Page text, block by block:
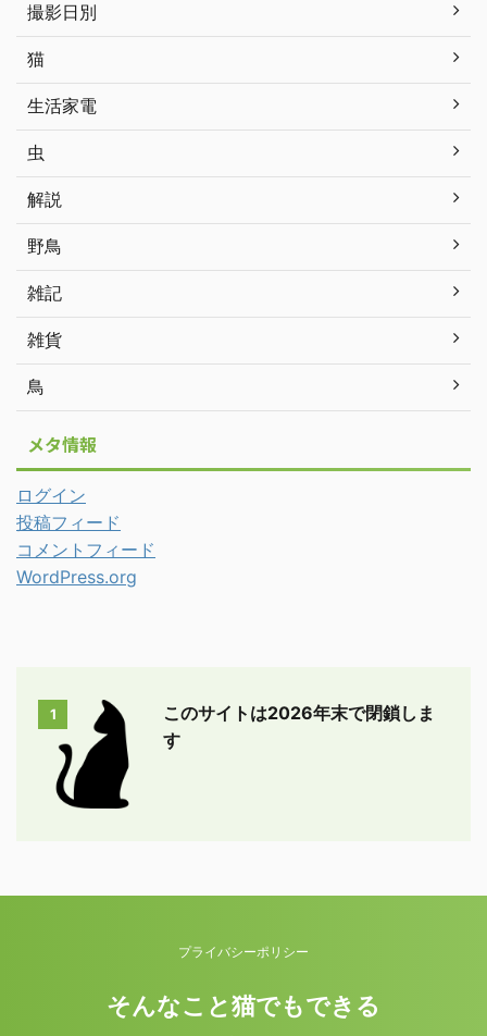
撮影日別
猫
生活家電
虫
解説
野鳥
雑記
雑貨
鳥
メタ情報
ログイン
投稿フィード
コメントフィード
WordPress.org
1
このサイトは2026年末で閉鎖しま
す
プライバシーポリシー
そんなこと猫でもできる